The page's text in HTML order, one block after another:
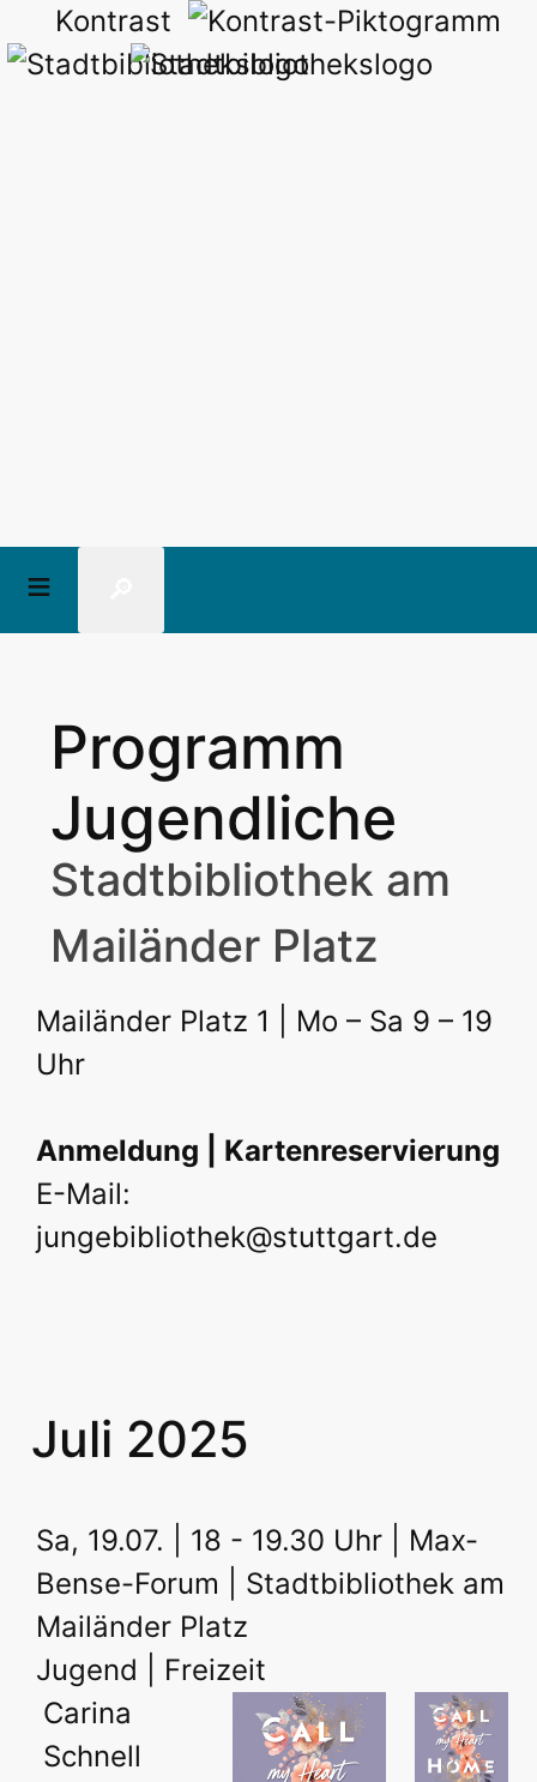
Kontrast
Programm
Jugendliche
Stadtbibliothek am
Mailänder Platz
Mailänder Platz 1 | Mo – Sa 9 – 19
Uhr
Anmeldung | Kartenreservierung
E-Mail:
jungebibliothek@stuttgart.de
Juli 2025
Sa, 19.07. | 18 - 19.30 Uhr | Max-
Bense-Forum | Stadtbibliothek am
Mailänder Platz
Jugend | Freizeit
Carina
Schnell